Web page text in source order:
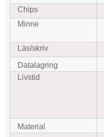
Chips
Minne
Läs/skriv
Datalagring
Livstid
Material